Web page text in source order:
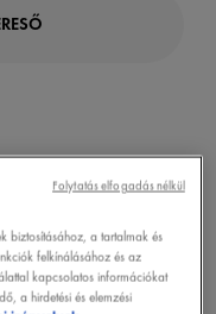
B3-at és a tiszta
akár 45%-
meg a bőre
biztosításához, a tartalmak és
felkínálásához és az
kapcsolatos információkat
a hirdetési és elemzési
Folytatás elfogadás nélkül